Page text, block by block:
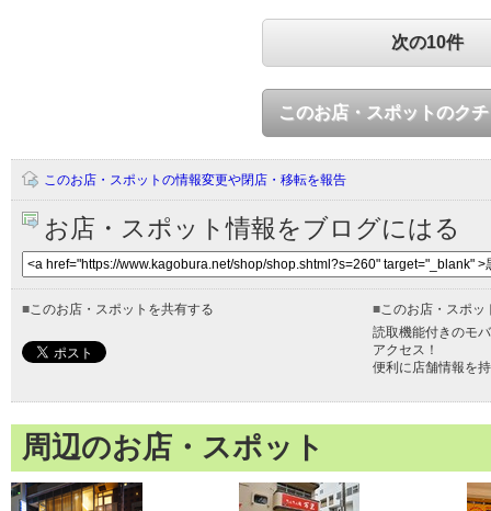
次の10件
このお店・スポットのク
このお店・スポットの情報変更や閉店・移転を報告
お店・スポット情報をブログにはる
■このお店・スポットを共有する ■このお店・スポッ
読取機能付きのモ
アクセス！
便利に店舗情報を
周辺のお店・スポット